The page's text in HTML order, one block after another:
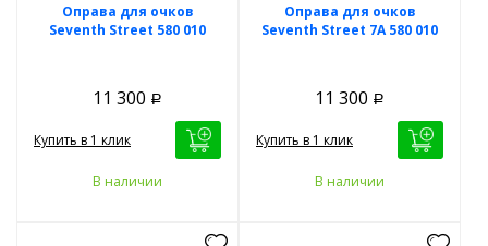
Оправа для очков
Seventh Street 580 010
11 300 Р
Купить в 1 клик
В наличии
Оправа для очков
Seventh Street 7A 580 010
11 300 Р
Купить в 1 клик
В наличии